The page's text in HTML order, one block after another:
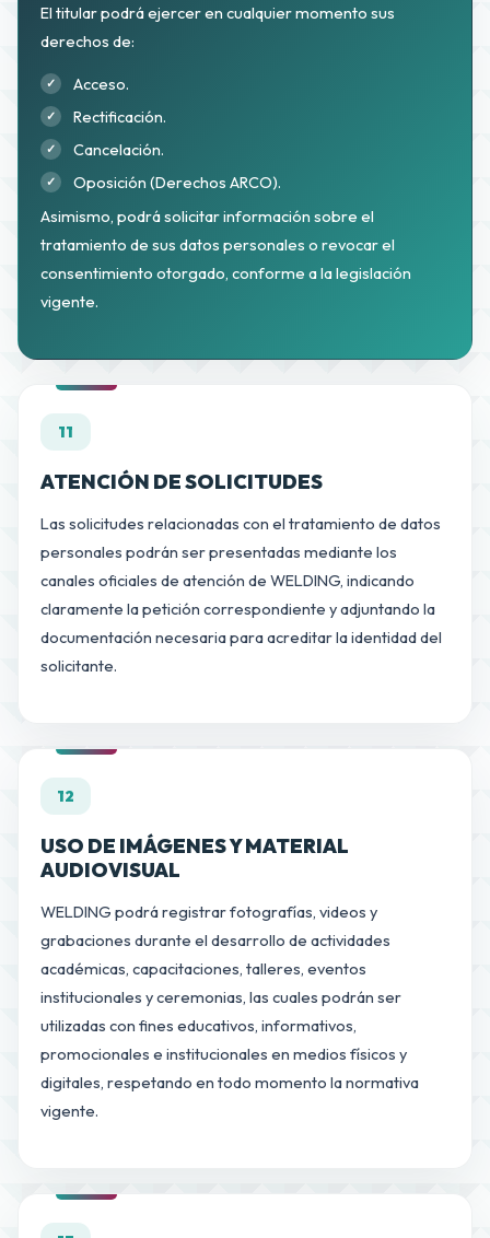
El titular podrá ejercer en cualquier momento sus
derechos de:
Acceso.
Rectificación.
Cancelación.
Oposición (Derechos ARCO).
Asimismo, podrá solicitar información sobre el
tratamiento de sus datos personales o revocar el
consentimiento otorgado, conforme a la legislación
vigente.
11
ATENCIÓN DE SOLICITUDES
Las solicitudes relacionadas con el tratamiento de datos
personales podrán ser presentadas mediante los
canales oficiales de atención de WELDING, indicando
claramente la petición correspondiente y adjuntando la
documentación necesaria para acreditar la identidad del
solicitante.
12
USO DE IMÁGENES Y MATERIAL
AUDIOVISUAL
WELDING podrá registrar fotografías, videos y
grabaciones durante el desarrollo de actividades
académicas, capacitaciones, talleres, eventos
institucionales y ceremonias, las cuales podrán ser
utilizadas con fines educativos, informativos,
promocionales e institucionales en medios físicos y
digitales, respetando en todo momento la normativa
vigente.